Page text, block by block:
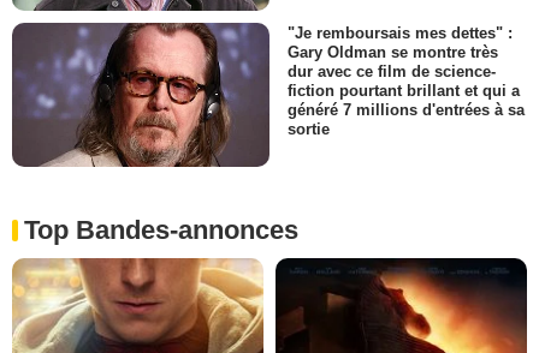
"Je remboursais mes dettes" :
Gary Oldman se montre très
dur avec ce film de science-
fiction pourtant brillant et qui a
généré 7 millions d'entrées à sa
sortie
Top Bandes-annonces